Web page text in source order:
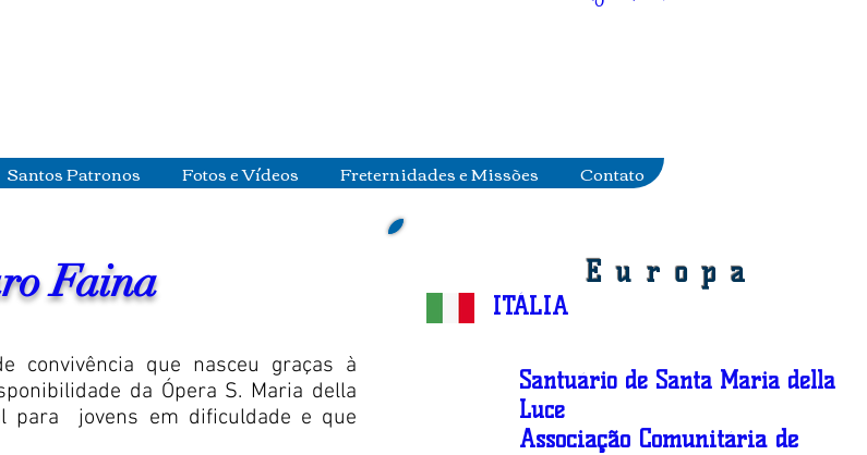
Santos Patronos Fotos e Vídeos Freternidades e Missões Contato
Faina
convivência que nasceu graças à
da Ópera S. Maria della
para
jovens em dificuldade e que
Europa
ITÁLIA
Associação Comunitária de
Santuário de Santa Maria della
Luce